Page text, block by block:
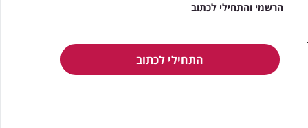
הרשמי והתחילי לכתוב
התחילי לכתוב